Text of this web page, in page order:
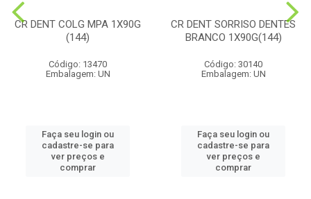
CR DENT COLG MPA 1X90G
(144)
Código: 13470
Embalagem: UN
Faça seu login ou
cadastre-se para
ver preços e
comprar
CR DENT SORRISO DENTES
BRANCO 1X90G(144)
Código: 30140
Embalagem: UN
Faça seu login ou
cadastre-se para
ver preços e
comprar